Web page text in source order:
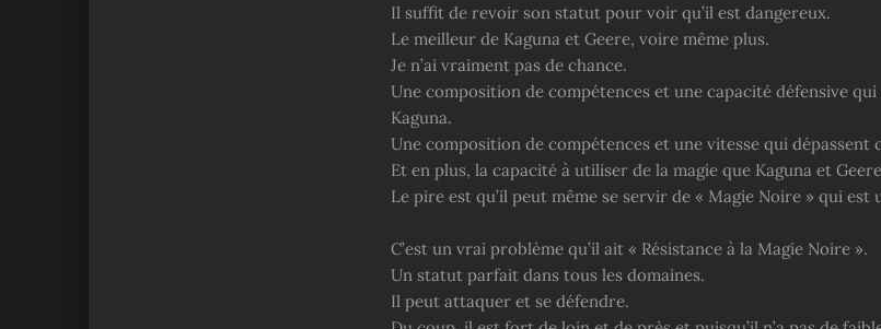
Il suffit de revoir son statut pour voir qu’il est dangereux.
Le meilleur de Kaguna et Geere, voire même plus.
Je n’ai vraiment pas de chance.
Une composition de compétences et une capacité défensive qui
Kaguna.
Une composition de compétences et une vitesse qui dépassent
Et en plus, la capacité à utiliser de la magie que Kaguna et
Le pire est qu’il peut même se servir de « Magie Noire » qui est
C’est un vrai problème qu’il ait « Résistance à la Magie Noire ».
Un statut parfait dans tous les domaines.
Il peut attaquer et se défendre.